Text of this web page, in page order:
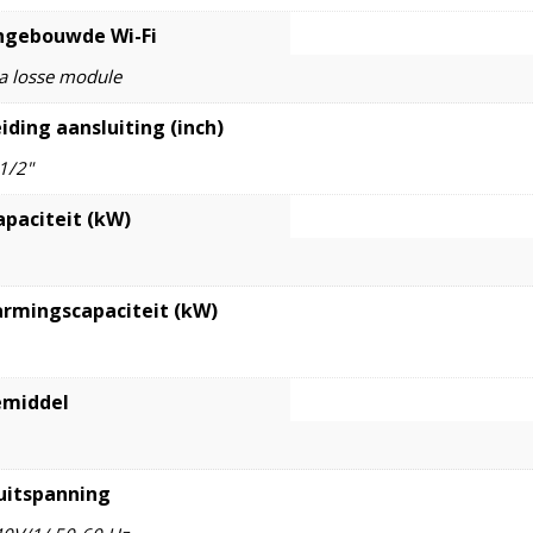
Wi-Fi
losse module
aansluiting (inch)
2"
(kW)
(kW)